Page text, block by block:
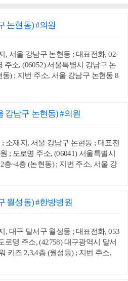
논현동) #의원
, 서울 강남구 논현동 ; 대표전화, 02-
주소, (06052) 서울특별시 강남구 논
) ; 지번 주소, 서울 강남구 논현동 8
강남구 논현동) #의원
소재지, 서울 강남구 논현동 ; 대표전
; 도로명 주소, (06041) 서울특별시
층~4층 (논현동) ; 지번 주소, 서울 강
월성동) #한방병원
, 대구 달서구 월성동 ; 대표전화, 053
로명 주소, (42758) 대구광역시 달서
키즈 2,3,4층 (월성동) ; 지번 주소,